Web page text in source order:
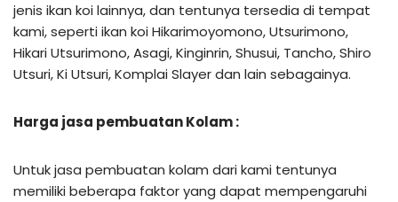
jenis ikan koi lainnya, dan tentunya tersedia di tempat
kami, seperti ikan koi Hikarimoyomono, Utsurimono,
Hikari Utsurimono, Asagi, Kinginrin, Shusui, Tancho, Shiro
Utsuri, Ki Utsuri, Komplai Slayer dan lain sebagainya.
Harga jasa pembuatan Kolam :
Untuk jasa pembuatan kolam dari kami tentunya
memiliki beberapa faktor yang dapat mempengaruhi